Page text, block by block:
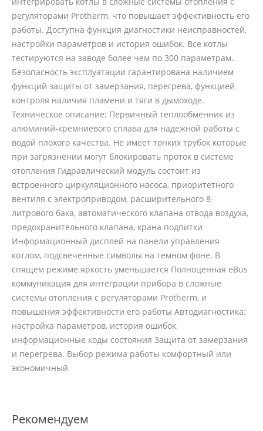
регуляторами Protherm, что повышает эффективность его
работы. Доступна функция диагностики неисправностей,
настройки параметров и история ошибок. Все котлы
тестируются на заводе более чем по 300 параметрам.
Безопасность эксплуатации гарантирована наличием
функций защиты от замерзания, перегрева, функцией
контроля наличия пламени и тяги в дымоходе.
Техническое описание: Первичный теплообменник из
алюминий-кремниевого сплава для надежной работы с
водой плохого качества. Не имеет тонких трубок которые
при загрязнении могут блокировать проток в системе
отопления Гидравлический модуль состоит из
встроенного циркуляционного насоса, приоритетного
вентиля с электроприводом, расширительного 8-
литрового бака, автоматического клапана отвода воздуха,
предохранительного клапана, крана подпитки
Информационный дисплей на панели управления
котлом, подсвеченные символы на темном фоне. В
спящем режиме яркость уменьшается Полноценная eBus
коммуникация для интеграции прибора в сложные
системы отопления с регуляторами Protherm, и
повышения эффективности его работы Автодиагностика:
настройка параметров, история ошибок,
информационные коды состояния Защита от замерзания
и перегрева. Выбор режима работы комфортный или
экономичный
Рекомендуем